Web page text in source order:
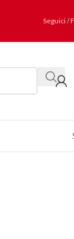
Seguici /